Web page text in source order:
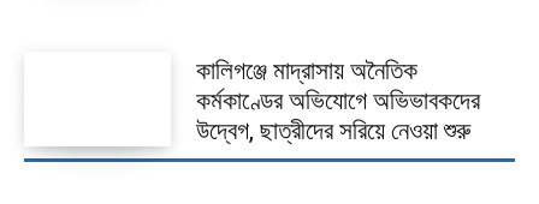
কালিগঞ্জে মাদ্রাসায় অনৈতিক
কর্মকাণ্ডের অভিযোগে অভিভাবকদের
উদ্বেগ, ছাত্রীদের সরিয়ে নেওয়া শুরু